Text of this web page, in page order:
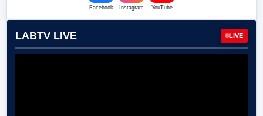
Facebook Instagram YouTube
LABTV LIVE LIVE